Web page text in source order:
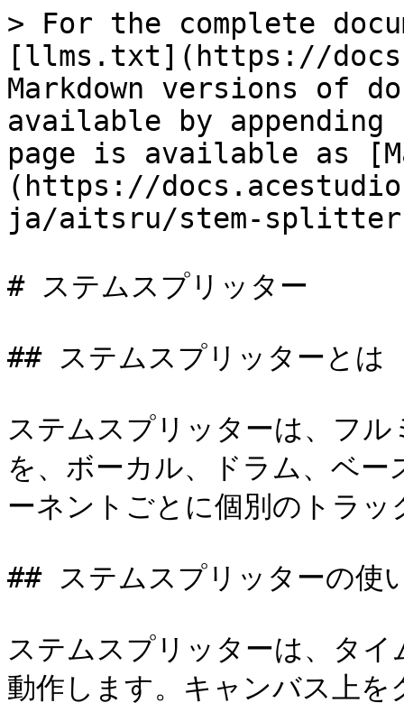
> For the complete
[llms.txt](https://
Markdown versions of
available by
page is available as
(https://
ja/aitsru/stem-
# ステムスプリッター
## ステムスプリッターとは
ステムスプリッターは、フ
を、ボーカル、ドラム、ベ
ーネントごとに個別のトラ
## ステムスプリッターの使
ステムスプリッターは、タ
動作します。キャンバス上